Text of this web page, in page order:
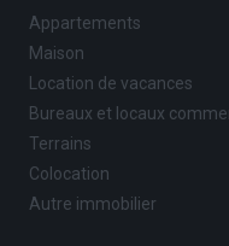
Appartements
Maison
Location de vacances
Bureaux et locaux
Terrains
Colocation
Autre immobilier